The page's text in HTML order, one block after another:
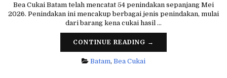
Bea Cukai Batam telah mencatat 54 penindakan sepanjang Mei
2026. Penindakan ini mencakup berbagai jenis penindakan, mulai
dari barang kena cukai hasil …
CONTINUE READING →
Batam, Bea Cukai